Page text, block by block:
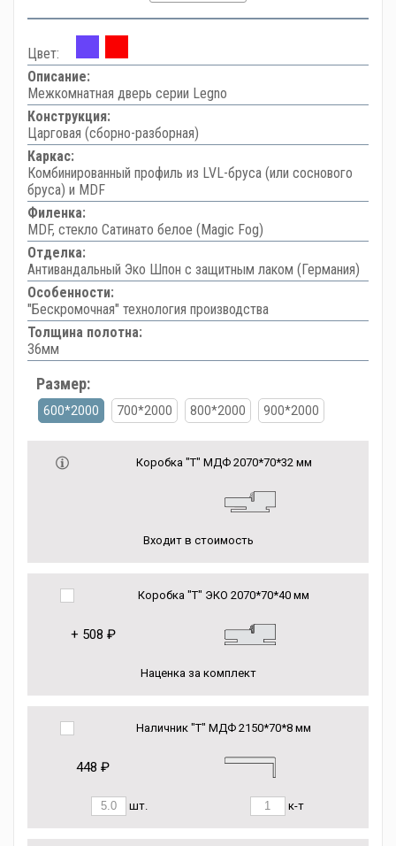
Цвет:
Описание:
Межкомнатная дверь серии Legno
Конструкция:
Царговая (сборно-разборная)
Каркас:
Комбинированный профиль из LVL-бруса (или соснового
бруса) и MDF
Филенка:
MDF, стекло Сатинато белое (Magic Fog)
Отделка:
Антивандальный Эко Шпон с защитным лаком (Германия)
Особенности:
"Бескромочная" технология производства
Толщина полотна:
36мм
Размер:
600*2000 700*2000 800*2000 900*2000
Коробка "Т" МДФ 2070*70*32 мм
Входит в стоимость
Коробка "Т" ЭКО 2070*70*40 мм
+ 508 ₽
Наценка за комплект
Наличник "Т" МДФ 2150*70*8 мм
448 ₽
шт. к-т